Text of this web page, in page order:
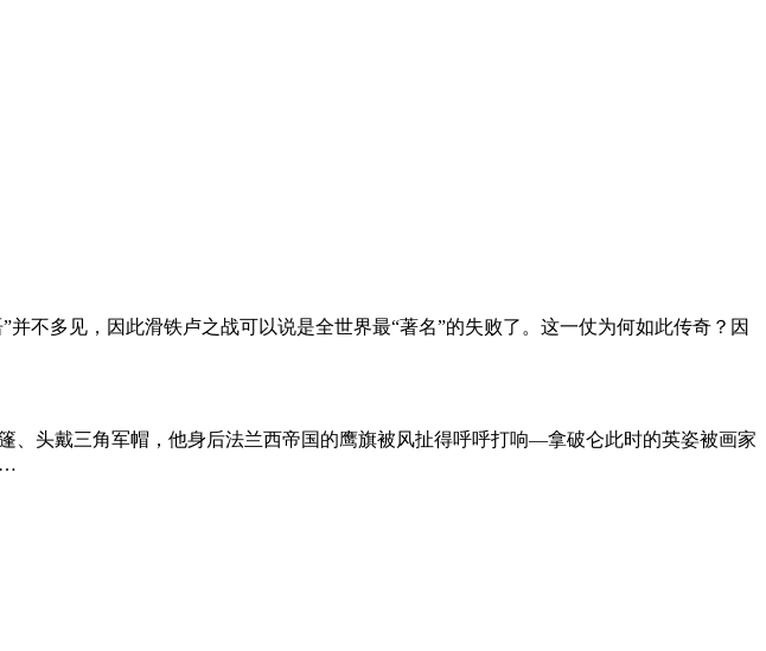
不多见，因此滑铁卢之战可以说是全世界最“著名”的失败了。这一仗为何如此传奇？因
头戴三角军帽，他身后法兰西帝国的鹰旗被风扯得呼呼打响—拿破仑此时的英姿被画家